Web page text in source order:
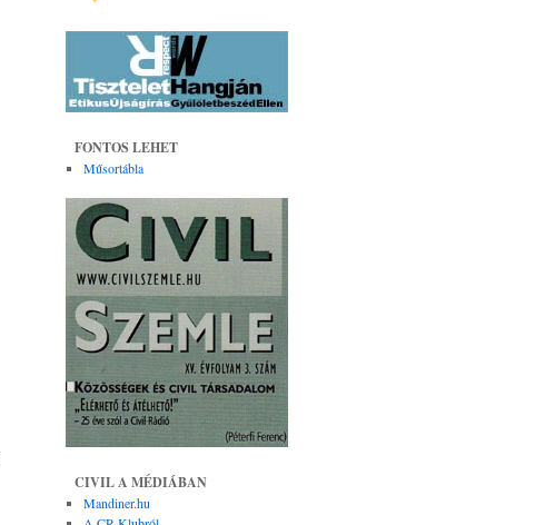
FONTOS LEHET
Műsortábla
CIVIL A MÉDIÁBAN
Mandiner.hu